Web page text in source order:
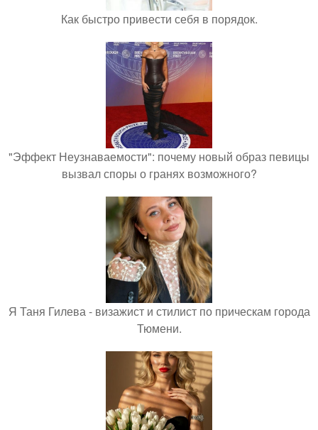
Как быстро привести себя в порядок.
"Эффект Неузнаваемости": почему новый образ певицы
вызвал споры о гранях возможного?
Я Таня Гилева - визажист и стилист по прическам города
Тюмени.